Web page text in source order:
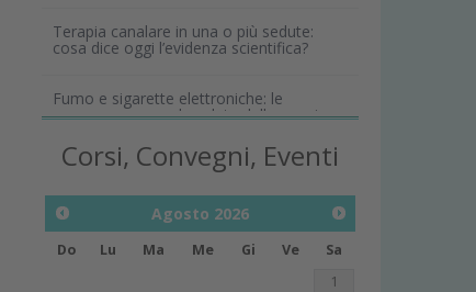
Terapia canalare in una o più sedute:
cosa dice oggi l’evidenza scientifica?
Fumo e sigarette elettroniche: le
conseguenze per la salute delle gengive
Corsi, Convegni, Eventi
Agosto 2026
Do Lu Ma Me Gi Ve
Sa
1